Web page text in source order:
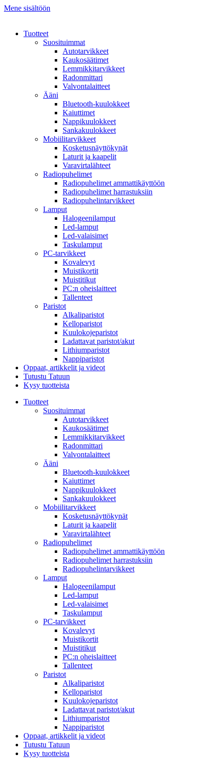
Mene sisältöön
Tuotteet
Suosituimmat
Autotarvikkeet
Kaukosäätimet
Lemmikkitarvikkeet
Radonmittari
Valvontalaitteet
Ääni
Bluetooth-kuulokkeet
Kaiuttimet
Nappikuulokkeet
Sankakuulokkeet
Mobiilitarvikkeet
Kosketusnäyttökynät
Laturit ja kaapelit
Varavirtalähteet
Radiopuhelimet
Radiopuhelimet ammattikäyttöön
Radiopuhelimet harrastuksiin
Radiopuhelintarvikkeet
Lamput
Halogeenilamput
Led-lamput
Led-valaisimet
Taskulamput
PC-tarvikkeet
Kovalevyt
Muistikortit
Muistitikut
PC:n oheislaitteet
Tallenteet
Paristot
Alkaliparistot
Kelloparistot
Kuulokojeparistot
Ladattavat paristot/akut
Lithiumparistot
Nappiparistot
Oppaat, artikkelit ja videot
Tutustu Tatuun
Kysy tuotteista
Tuotteet
Suosituimmat
Autotarvikkeet
Kaukosäätimet
Lemmikkitarvikkeet
Radonmittari
Valvontalaitteet
Ääni
Bluetooth-kuulokkeet
Kaiuttimet
Nappikuulokkeet
Sankakuulokkeet
Mobiilitarvikkeet
Kosketusnäyttökynät
Laturit ja kaapelit
Varavirtalähteet
Radiopuhelimet
Radiopuhelimet ammattikäyttöön
Radiopuhelimet harrastuksiin
Radiopuhelintarvikkeet
Lamput
Halogeenilamput
Led-lamput
Led-valaisimet
Taskulamput
PC-tarvikkeet
Kovalevyt
Muistikortit
Muistitikut
PC:n oheislaitteet
Tallenteet
Paristot
Alkaliparistot
Kelloparistot
Kuulokojeparistot
Ladattavat paristot/akut
Lithiumparistot
Nappiparistot
Oppaat, artikkelit ja videot
Tutustu Tatuun
Kysy tuotteista